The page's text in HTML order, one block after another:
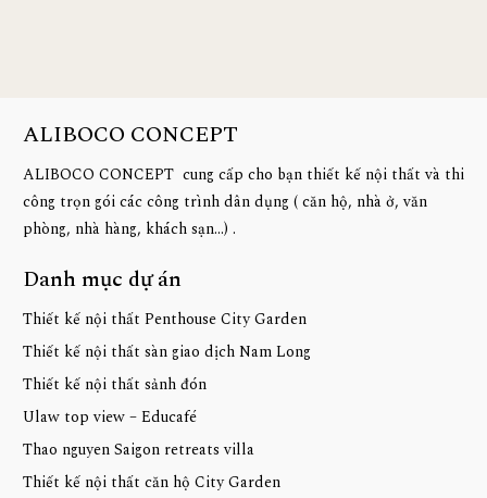
ALIBOCO CONCEPT
ALIBOCO CONCEPT cung cấp cho bạn thiết kế nội thất và thi
công trọn gói các công trình dân dụng ( căn hộ, nhà ở, văn
phòng, nhà hàng, khách sạn...) .
Danh mục dự án
Thiết kế nội thất Penthouse City Garden
Thiết kế nội thất sàn giao dịch Nam Long
Thiết kế nội thất sảnh đón
Ulaw top view – Educafé
Thao nguyen Saigon retreats villa
Thiết kế nội thất căn hộ City Garden